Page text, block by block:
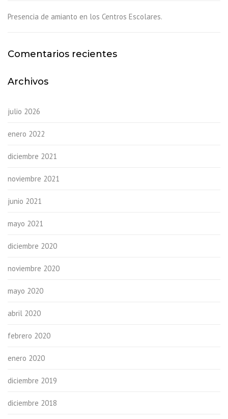
Presencia de amianto en los Centros Escolares.
Comentarios recientes
Archivos
julio 2026
enero 2022
diciembre 2021
noviembre 2021
junio 2021
mayo 2021
diciembre 2020
noviembre 2020
mayo 2020
abril 2020
febrero 2020
enero 2020
diciembre 2019
diciembre 2018